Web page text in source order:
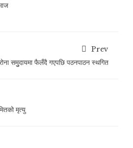
Prev
समुुदायमा फैलँदै गएपछि पठनपाठन स्थगित
मृत्यु